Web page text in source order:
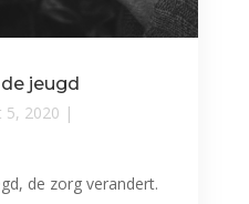
jeugd
5, 2020 |
de zorg verandert.